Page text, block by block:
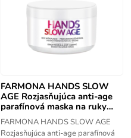
FARMONA HANDS SLOW
AGE Rozjasňujúca anti-age
parafínová maska na ruky
300ml
FARMONA HANDS SLOW AGE
Rozjasňujúca anti-age parafínová